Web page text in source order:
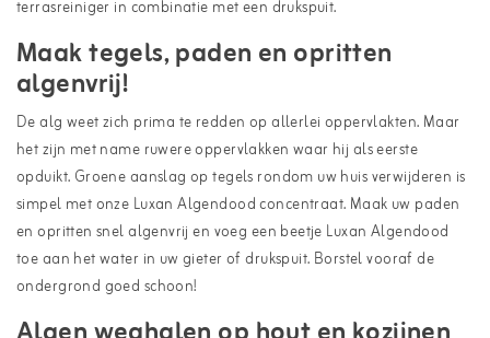
terrasreiniger in combinatie met een drukspuit.
Maak tegels, paden en opritten
algenvrij!
De alg weet zich prima te redden op allerlei oppervlakten. Maar
het zijn met name ruwere oppervlakken waar hij als eerste
opduikt. Groene aanslag op tegels rondom uw huis verwijderen is
simpel met onze Luxan Algendood concentraat. Maak uw paden
en opritten snel algenvrij en voeg een beetje Luxan Algendood
toe aan het water in uw gieter of drukspuit. Borstel vooraf de
ondergrond goed schoon!